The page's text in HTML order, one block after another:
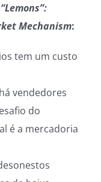
Mechanism:
tem um custo
vendedores
do
é a mercadoria